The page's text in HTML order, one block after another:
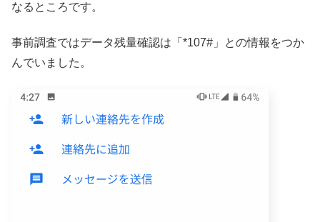
なるところです。
事前調査ではデータ残量確認は「*107#」との情報をつか
んでいました。